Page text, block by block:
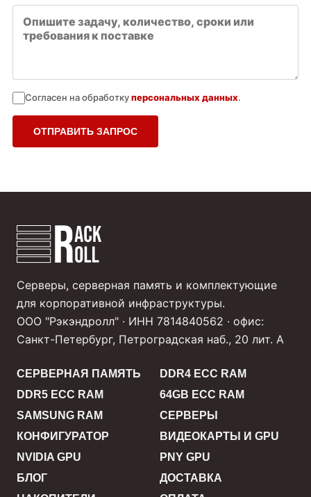
Согласен на обработкуперсональных данных.
ОТПРАВИТЬ ЗАПРОС
Серверы, серверная память и комплектующие
для корпоративной инфраструктуры.
ООО "Рэкэндролл" · ИНН 7814840562 · офис:
Санкт-Петербург, Петроградская наб., 20 лит. А
СЕРВЕРНАЯ ПАМЯТЬ
DDR4 ECC RAM
DDR5 ECC RAM
64GB ECC RAM
SAMSUNG RAM
СЕРВЕРЫ
КОНФИГУРАТОР
ВИДЕОКАРТЫ И GPU
NVIDIA GPU
PNY GPU
БЛОГ
ДОСТАВКА